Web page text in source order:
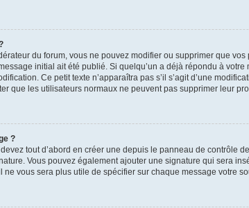
du forum, vous ne pouvez modifier ou supprimer que
initial ait été publié. Si quelqu’un a déjà répondu à
Ce petit texte n’apparaîtra pas s’il s’agit d’une
que les utilisateurs normaux ne peuvent pas supprimer leur
?
tout d’abord en créer une depuis le panneau de contrôle
Vous pouvez également ajouter une signature qui sera
vous sera plus utile de spécifier sur chaque message votre